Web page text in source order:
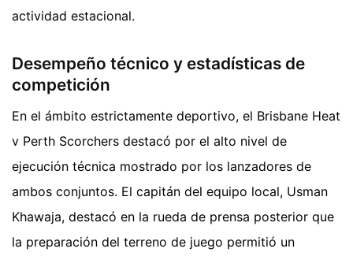
actividad estacional.
Desempeño técnico y estadísticas de
competición
En el ámbito estrictamente deportivo, el Brisbane Heat
v Perth Scorchers destacó por el alto nivel de
ejecución técnica mostrado por los lanzadores de
ambos conjuntos. El capitán del equipo local, Usman
Khawaja, destacó en la rueda de prensa posterior que
la preparación del terreno de juego permitió un